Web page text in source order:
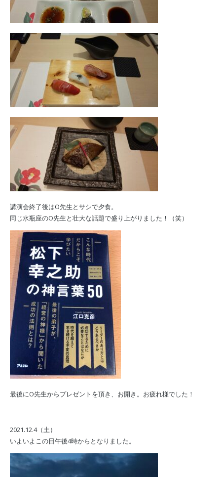
講演会終了後はO先生とサシで夕食。
同じ水瓶座のO先生と壮大な話題で盛り上がりました！（笑）
最後にO先生からプレゼントを頂き、お開き。お疲れ様でした！
2021.12.4（土）
いよいよこの日午後4時からとなりました。